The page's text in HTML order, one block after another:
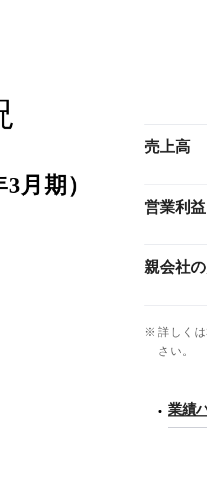
月期）
売上高
営業利益
親会社
※ 詳しく
さい。
業績